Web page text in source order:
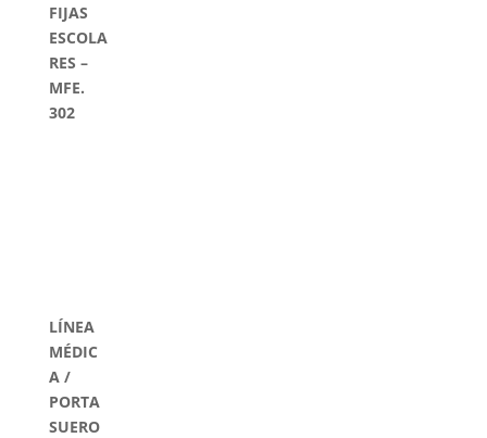
FIJAS
ESCOLA
RES –
MFE.
302
LÍNEA
MÉDIC
A /
PORTA
SUERO